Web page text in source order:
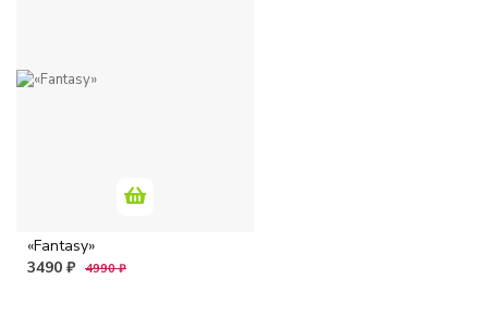
«Fantasy»
3490 ₽ 4990 ₽